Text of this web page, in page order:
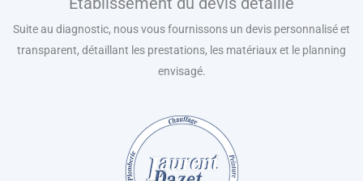
Suite au diagnostic, nous vous fournissons un devis personnalisé et
transparent, détaillant les prestations, les matériaux et le planning
envisagé.